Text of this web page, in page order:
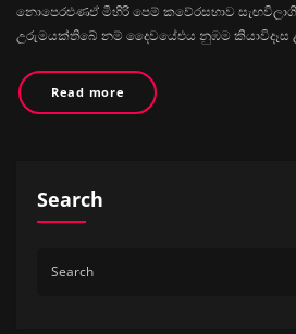
නොපෙරළුණඒ මිහිරි පෙම් කවේරසභාව
උරුමයක්තිබේ නම් දෛවයේඑය නුඹම කියාවිදෑස
Read more
Search